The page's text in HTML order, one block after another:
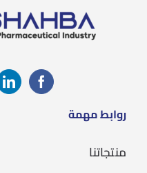
روابط مهمة
منتجاتنا